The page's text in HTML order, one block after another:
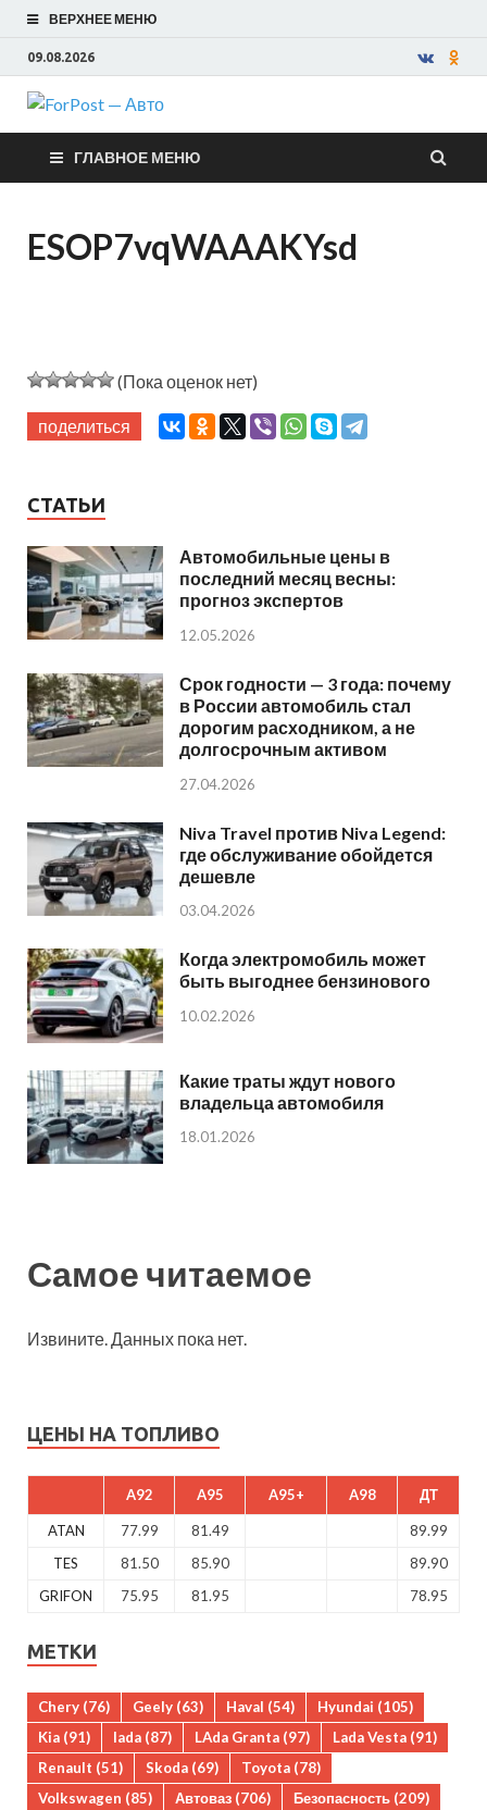
ВЕРХНЕЕ МЕНЮ
09.08.2026
ForPost —
Авто
ГЛАВНОЕ МЕНЮ
ESOP7vqWAAAKYsd
(Пока оценок нет)
поделиться
СТАТЬИ
Автомобильные цены в
последний месяц весны:
прогноз экспертов
12.05.2026
Срок годности — 3 года: почему
в России автомобиль стал
дорогим расходником, а не
долгосрочным активом
27.04.2026
Niva Travel против Niva Legend:
где обслуживание обойдется
дешевле
03.04.2026
Когда электромобиль может
быть выгоднее бензинового
10.02.2026
Какие траты ждут нового
владельца автомобиля
18.01.2026
Самое читаемое
Извините. Данных пока нет.
ЦЕНЫ НА ТОПЛИВО
A92 A95 A95+ A98 ДТ
ATAN 77.99 81.49
89.99
TES
81.50 85.90
89.90
GRIFON
75.95 81.95 78.95
МЕТКИ
Chery (76) Geely (63) Haval (54) Hyundai (105)
Kia (91) lada (87) LAda Granta (97) Lada Vesta (91)
Renault (51) Skoda (69) Toyota (78)
Volkswagen (85) Автоваз (706) Безопасность (209)